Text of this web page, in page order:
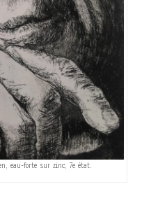
eau-forte sur zinc, 7e état.